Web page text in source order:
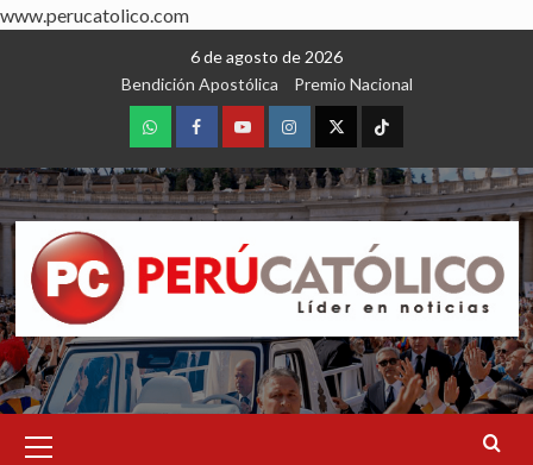
www.perucatolico.com
6 de agosto de 2026
Bendición Apostólica
Premio Nacional
WhatsAppFacebookYoutubeInstagram
X TikTok
Menu